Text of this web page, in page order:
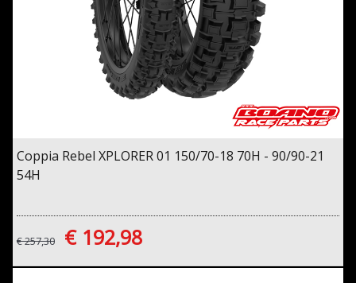
Coppia Rebel XPLORER 01 150/70-18 70H - 90/90-21
54H
€ 257,30 € 192,98